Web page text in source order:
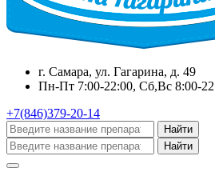
г. Самара, ул. Гагарина, д. 49
Пн-Пт 7:00-22:00, Сб,Вс 8:00-
+7(846)379-20-14
Найти
Найти